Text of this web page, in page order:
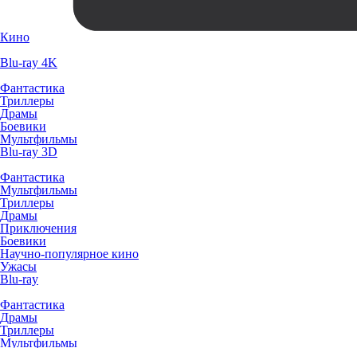
Кино
Blu-ray 4K
Фантастика
Триллеры
Драмы
Боевики
Мультфильмы
Blu-ray 3D
Фантастика
Мультфильмы
Триллеры
Драмы
Приключения
Боевики
Научно-популярное кино
Ужасы
Blu-ray
Фантастика
Драмы
Триллеры
Мультфильмы